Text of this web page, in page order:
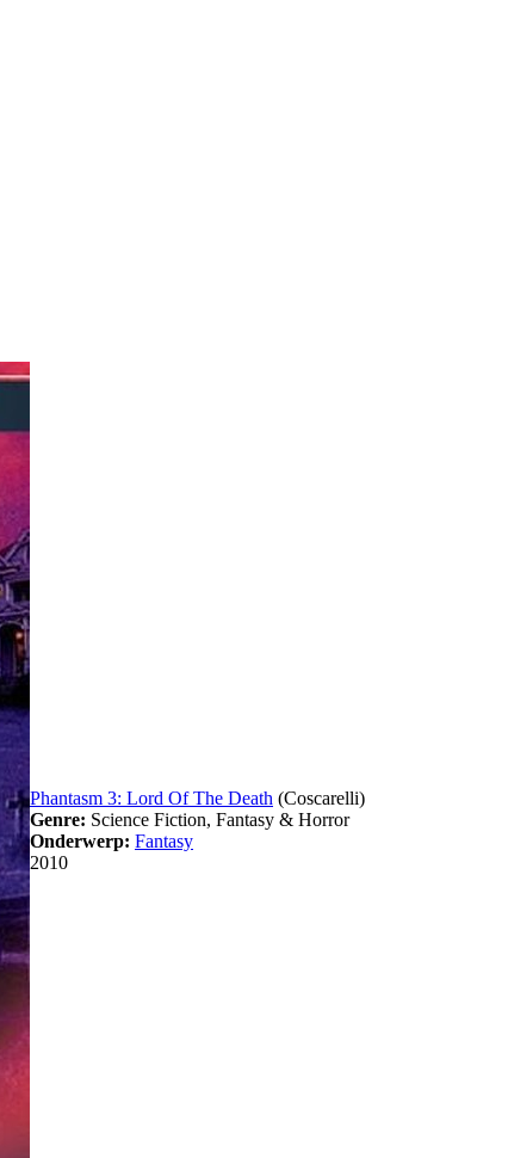
Phantasm 3: Lord Of The Death (Coscarelli)
Genre: Science Fiction, Fantasy & Horror
Onderwerp: Fantasy
2010